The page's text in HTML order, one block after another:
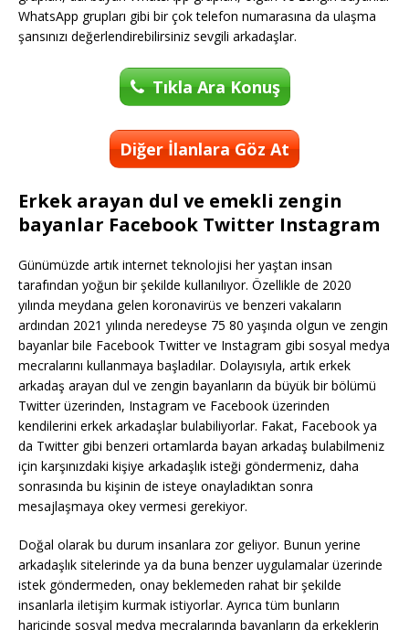
WhatsApp grupları gibi bir çok telefon numarasına da ulaşma
şansınızı değerlendirebilirsiniz sevgili arkadaşlar.
Tıkla Ara Konuş
Diğer İlanlara Göz At
Erkek arayan dul ve emekli zengin
bayanlar Facebook Twitter Instagram
Günümüzde artık internet teknolojisi her yaştan insan
tarafından yoğun bir şekilde kullanılıyor. Özellikle de 2020
yılında meydana gelen koronavirüs ve benzeri vakaların
ardından 2021 yılında neredeyse 75 80 yaşında olgun ve zengin
bayanlar bile Facebook Twitter ve Instagram gibi sosyal medya
mecralarını kullanmaya başladılar. Dolayısıyla, artık erkek
arkadaş arayan dul ve zengin bayanların da büyük bir bölümü
Twitter üzerinden, Instagram ve Facebook üzerinden
kendilerini erkek arkadaşlar bulabiliyorlar. Fakat, Facebook ya
da Twitter gibi benzeri ortamlarda bayan arkadaş bulabilmeniz
için karşınızdaki kişiye arkadaşlık isteği göndermeniz, daha
sonrasında bu kişinin de isteye onayladıktan sonra
mesajlaşmaya okey vermesi gerekiyor.
Doğal olarak bu durum insanlara zor geliyor. Bunun yerine
arkadaşlık sitelerinde ya da buna benzer uygulamalar üzerinde
istek göndermeden, onay beklemeden rahat bir şekilde
insanlarla iletişim kurmak istiyorlar. Ayrıca tüm bunların
haricinde sosyal medya mecralarında bayanların da erkeklerin